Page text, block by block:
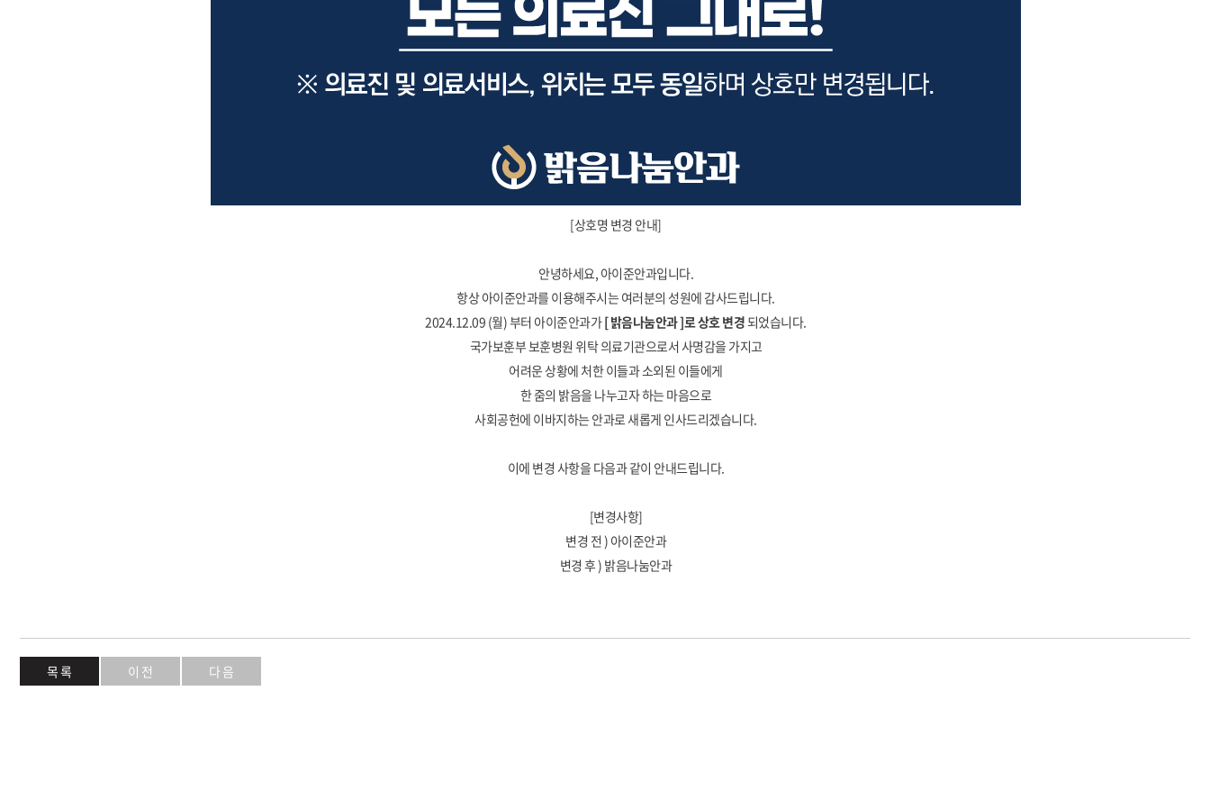
[상호명 변경 안내]
안녕하세요, 아이준안과입니다.
항상 아이준안과를 이용해주시는 여러분의 성원에 감사드립니다.
2024.12.09 (월) 부터 아이준안과가[ 밝음나눔안과 ]로 상호 변경 되었습니다.
국가보훈부 보훈병원 위탁 의료기관으로서 사명감을 가지고
어려운 상황에 처한 이들과 소외된 이들에게
한 줌의 밝음을 나누고자 하는 마음으로
사회공헌에 이바지하는 안과로 새롭게 인사드리겠습니다.
이에 변경 사항을 다음과 같이 안내드립니다.
[변경사항]
변경 전 ) 아이준안과
변경 후 ) 밝음나눔안과
목 록 이 전 다 음